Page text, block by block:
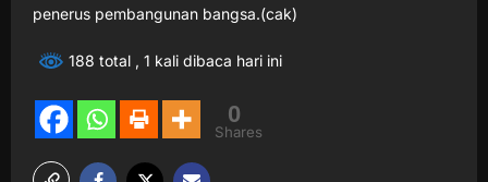
penerus pembangunan bangsa.(cak)
188 total , 1 kali dibaca hari ini
0
Shares